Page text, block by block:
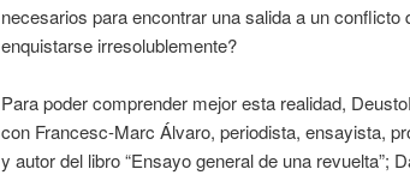
necesarios para encontrar una salida a un
enquistarse irresolublemente?
Para poder comprender mejor esta realidad,
con Francesc-Marc Álvaro, periodista, ensayista,
y autor del libro “Ensayo general de una revuelta”;